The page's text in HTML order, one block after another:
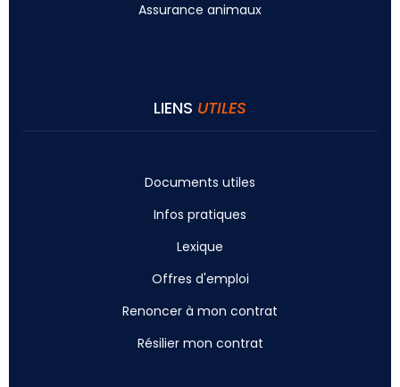
Assurance animaux
LIENS UTILES
Documents utiles
Infos pratiques
Lexique
Offres d'emploi
Renoncer à mon contrat
Résilier mon contrat